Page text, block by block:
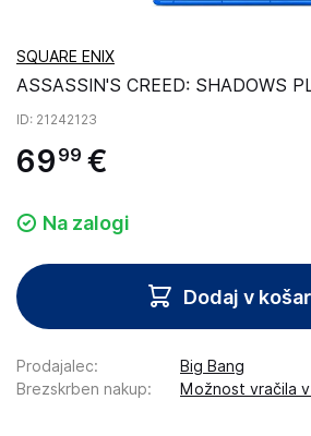
SQUARE ENIX
ASSASSIN'S CREED: SHADOWS
ID: 21242123
69 99 €
Na zalogi
Dodaj v
Prodajalec:
Big Bang
Brezskrben nakup: Možnost vračila